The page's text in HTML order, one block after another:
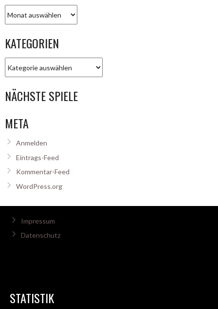
KATEGORIEN
NÄCHSTE SPIELE
META
Anmelden
Eintrags-Feed
Kommentar-Feed
WordPress.org
Impressum
Datenschutz
STATISTIK